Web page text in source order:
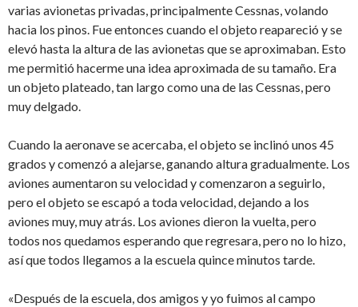
varias avionetas privadas, principalmente Cessnas, volando
hacia los pinos. Fue entonces cuando el objeto reapareció y se
elevó hasta la altura de las avionetas que se aproximaban. Esto
me permitió hacerme una idea aproximada de su tamaño. Era
un objeto plateado, tan largo como una de las Cessnas, pero
muy delgado.
Cuando la aeronave se acercaba, el objeto se inclinó unos 45
grados y comenzó a alejarse, ganando altura gradualmente. Los
aviones aumentaron su velocidad y comenzaron a seguirlo,
pero el objeto se escapó a toda velocidad, dejando a los
aviones muy, muy atrás. Los aviones dieron la vuelta, pero
todos nos quedamos esperando que regresara, pero no lo hizo,
así que todos llegamos a la escuela quince minutos tarde.
«Después de la escuela, dos amigos y yo fuimos al campo